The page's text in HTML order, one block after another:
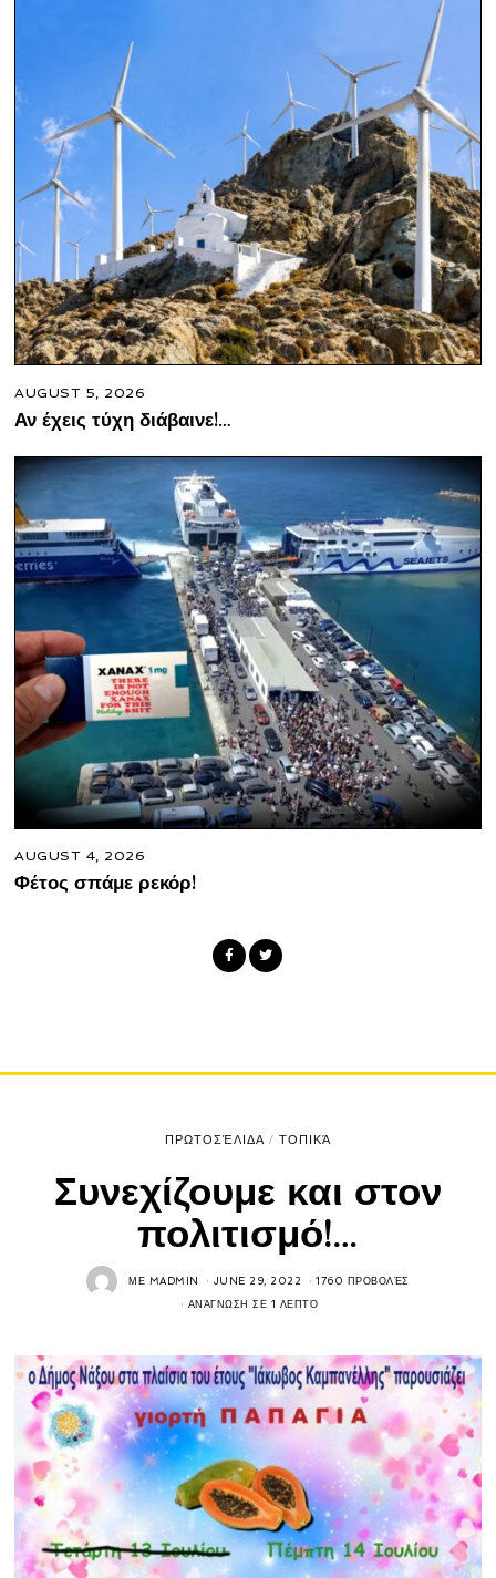
AUGUST 5, 2026
Αν έχεις τύχη διάβαινε!…
AUGUST 4, 2026
Φέτος σπάμε ρεκόρ!
ΠΡΩΤΟΣΈΛΙΔΑ / ΤΟΠΙΚΆ
Συνεχίζουμε και στον
πολιτισμό!…
ΜΕ MADMIN JUNE 29, 2022 1760 ΠΡΟΒΟΛΈΣ
ΑΝΆΓΝΩΣΗ ΣΕ 1 ΛΕΠΤΌ